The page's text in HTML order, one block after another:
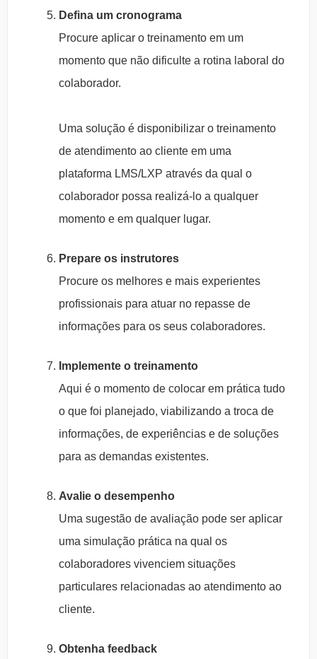
Defina um cronograma
Procure aplicar o treinamento em um
momento que não dificulte a rotina laboral do
colaborador.
Uma solução é disponibilizar o treinamento
de atendimento ao cliente em uma
plataforma LMS/LXP através da qual o
colaborador possa realizá-lo a qualquer
momento e em qualquer lugar.
Prepare os instrutores
Procure os melhores e mais experientes
profissionais para atuar no repasse de
informações para os seus colaboradores.
Implemente o treinamento
Aqui é o momento de colocar em prática tudo
o que foi planejado, viabilizando a troca de
informações, de experiências e de soluções
para as demandas existentes.
Avalie o desempenho
Uma sugestão de avaliação pode ser aplicar
uma simulação prática na qual os
colaboradores vivenciem situações
particulares relacionadas ao atendimento ao
cliente.
Obtenha feedback